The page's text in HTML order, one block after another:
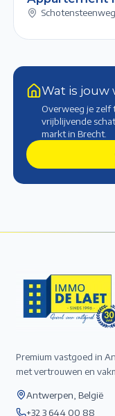
Wat is jouw
Overweeg je zelf
vrijblijvende
marktin Brecht.
Premium vastgoed in
met vertrouwen en
Antwerpen, België
+32 3 644 00 88